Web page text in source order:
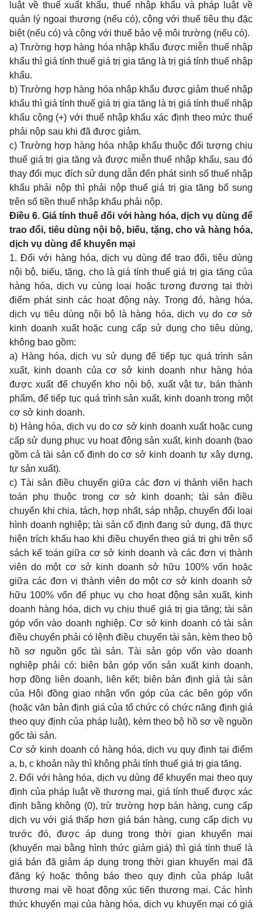
luật về thuế xuất khẩu, thuế nhập khẩu và pháp luật về
quản lý ngoại thương (nếu có), cộng với thuế tiêu thụ đặc
biệt (nếu có) và cộng với thuế bảo vệ môi trường (nếu có).
a) Trường hợp hàng hóa nhập khẩu được miễn thuế nhập
khẩu thì giá tính thuế giá trị gia tăng là trị giá tính thuế nhập
khẩu.
b) Trường hợp hàng hóa nhập khẩu được giảm thuế nhập
khẩu thì giá tính thuế giá trị gia tăng là trị giá tính thuế nhập
khẩu cộng (+) với thuế nhập khẩu xác định theo mức thuế
phải nộp sau khi đã được giảm.
c) Trường hợp hàng hóa nhập khẩu thuộc đối tượng chịu
thuế giá trị gia tăng và được miễn thuế nhập khẩu, sau đó
thay đổi mục đích sử dụng dẫn đến phát sinh số thuế nhập
khẩu phải nộp thì phải nộp thuế giá trị gia tăng bổ sung
trên số tiền thuế nhập khẩu phải nộp.
Điều 6. Giá tính thuế đối với hàng hóa, dịch vụ dùng để
trao đổi, tiêu dùng nội bộ, biếu, tặng, cho và hàng hóa,
dịch vụ dùng để khuyến mại
1. Đối với hàng hóa, dịch vụ dùng để trao đổi, tiêu dùng
nội bộ, biếu, tặng, cho là giá tính thuế giá trị gia tăng của
hàng hóa, dịch vụ cùng loại hoặc tương đương tại thời
điểm phát sinh các hoạt động này. Trong đó, hàng hóa,
dịch vụ tiêu dùng nội bộ là hàng hóa, dịch vụ do cơ sở
kinh doanh xuất hoặc cung cấp sử dụng cho tiêu dùng,
không bao gồm:
a) Hàng hóa, dịch vụ sử dụng để tiếp tục quá trình sản
xuất, kinh doanh của cơ sở kinh doanh như hàng hóa
được xuất để chuyển kho nội bộ, xuất vật tư, bán thành
phẩm, để tiếp tục quá trình sản xuất, kinh doanh trong một
cơ sở kinh doanh.
b) Hàng hóa, dịch vụ do cơ sở kinh doanh xuất hoặc cung
cấp sử dụng phục vụ hoạt động sản xuất, kinh doanh (bao
gồm cả tài sản cố định do cơ sở kinh doanh tự xây dựng,
tự sản xuất).
c) Tài sản điều chuyển giữa các đơn vị thành viên hạch
toán phụ thuộc trong cơ sở kinh doanh; tài sản điều
chuyển khi chia, tách, hợp nhất, sáp nhập, chuyển đổi loại
hình doanh nghiệp; tài sản cố định đang sử dụng, đã thực
hiện trích khấu hao khi điều chuyển theo giá trị ghi trên sổ
sách kế toán giữa cơ sở kinh doanh và các đơn vị thành
viên do một cơ sở kinh doanh sở hữu 100% vốn hoặc
giữa các đơn vị thành viên do một cơ sở kinh doanh sở
hữu 100% vốn để phục vụ cho hoạt động sản xuất, kinh
doanh hàng hóa, dịch vụ chịu thuế giá trị gia tăng; tài sản
góp vốn vào doanh nghiệp. Cơ sở kinh doanh có tài sản
điều chuyển phải có lệnh điều chuyển tài sản, kèm theo bộ
hồ sơ nguồn gốc tài sản. Tài sản góp vốn vào doanh
nghiệp phải có: biên bản góp vốn sản xuất kinh doanh,
hợp đồng liên doanh, liên kết; biên bản định giá tài sản
của Hội đồng giao nhận vốn góp của các bên góp vốn
(hoặc văn bản định giá của tổ chức có chức năng định giá
theo quy định của pháp luật), kèm theo bộ hồ sơ về nguồn
gốc tài sản.
Cơ sở kinh doanh có hàng hóa, dịch vụ quy định tại điểm
a, b, c khoản này thì không phải tính thuế giá trị gia tăng.
2. Đối với hàng hóa, dịch vụ dùng để khuyến mại theo quy
định của pháp luật về thương mại, giá tính thuế được xác
định bằng không (0), trừ trường hợp bán hàng, cung cấp
dịch vụ với giá thấp hơn giá bán hàng, cung cấp dịch vụ
trước đó, được áp dụng trong thời gian khuyến mại
(khuyến mại bằng hình thức giảm giá) thì giá tính thuế là
giá bán đã giảm áp dụng trong thời gian khuyến mại đã
đăng ký hoặc thông báo theo quy định của pháp luật
thương mại về hoạt động xúc tiến thương mại. Các hình
thức khuyến mại của hàng hóa, dịch vụ khuyến mại có giá